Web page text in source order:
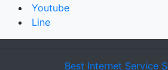
Youtube
Line
Best Internet Service